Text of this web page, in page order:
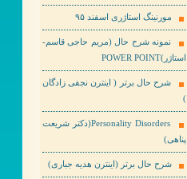
مورنینگ استاژری اسفند ۹۵
نمونه شرح حال (مریم حاجی قاسم-
استاژر)POWER POINT
شرح حال برتر ( اینترن نجفی زادگان
)
Personality Disorders(دکتر شریعت
پناهی)
شرح حال برتر (اینترن هدیه جباری)